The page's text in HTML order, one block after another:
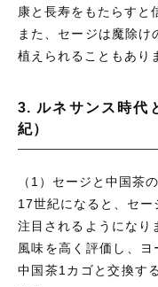
康と長寿をもたらすと
また、セージは魔除け
植えられることもあり
3. ルネサンス時代
紀）
（1）セージと中国茶
17世紀になると、セー
注目されるようになり
風味を高く評価し、
中国茶1カゴと交換す